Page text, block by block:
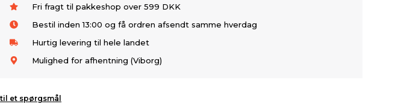
Fri fragt til pakkeshop over 599 DKK
Bestil inden 13:00 og få ordren afsendt samme hverdag
Hurtig levering til hele landet
Mulighed for afhentning (Viborg)
et spørgsmål